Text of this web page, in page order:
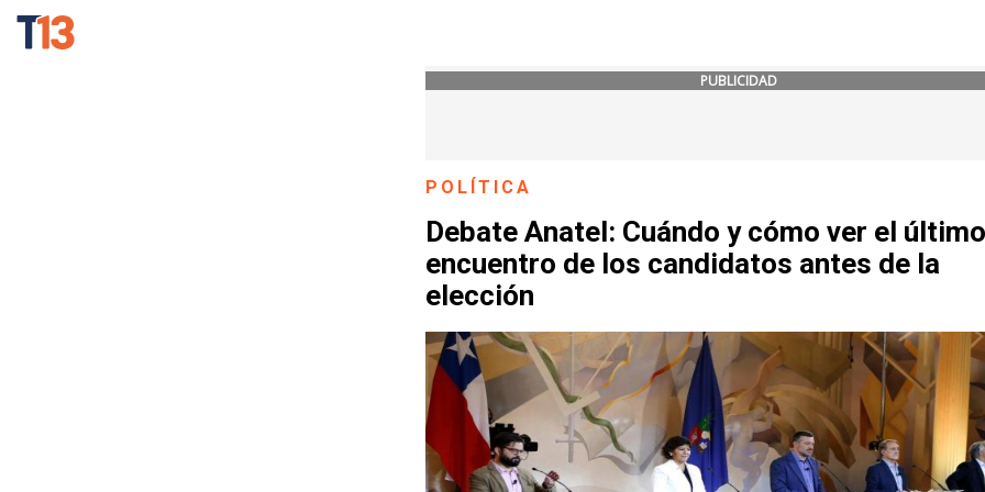
PUBLICIDAD
POLÍTICA
Debate Anatel: Cuándo y cómo ver el último
encuentro de los candidatos antes de la
elección